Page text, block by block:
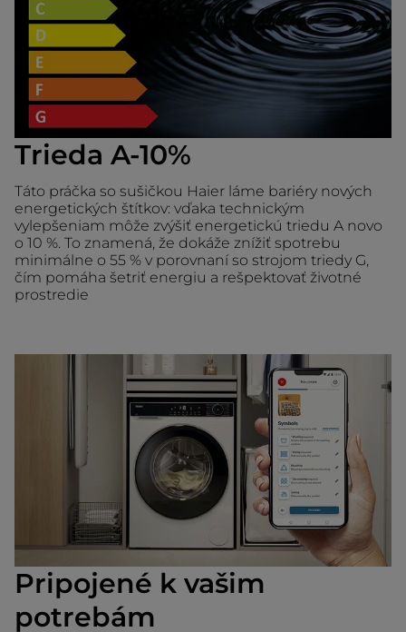
Trieda A-10%
Táto práčka so sušičkou Haier láme bariéry nových
energetických štítkov: vďaka technickým
vylepšeniam môže zvýšiť energetickú triedu A novo
o 10 %. To znamená, že dokáže znížiť spotrebu
minimálne o 55 % v porovnaní so strojom triedy G,
čím pomáha šetriť energiu a rešpektovať životné
prostredie
Pripojené k vašim
potrebám